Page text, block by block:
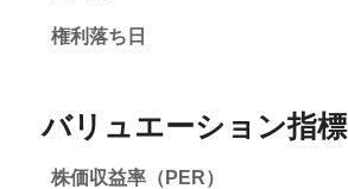
権利落ち日
バリュエーション指標
株価収益率（PER）